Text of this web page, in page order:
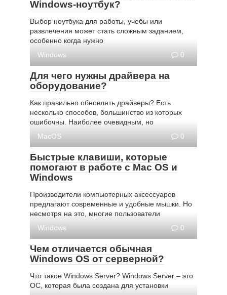
Windows-ноутбук?
Выбор ноутбука для работы, учебы или
развлечения может стать сложным заданием,
особенно когда нужно
Windows
0
Для чего нужны драйвера на
оборудование?
Как правильно обновлять драйверы? Есть
несколько способов, большинство из которых
ошибочны. Наиболее очевидным, но
MacOS
0
Быстрые клавиши, которые
помогают в работе с Mac OS и
Windows
Производители компьютерных аксессуаров
предлагают современные и удобные мышки. Но
несмотря на это, многие пользователи
Windows
0
Чем отличается обычная
Windows OS от серверной?
Что такое Windows Server? Windows Server – это
ОС, которая была создана для установки